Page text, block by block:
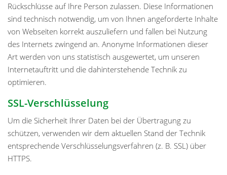
Rückschlüsse auf Ihre Person zulassen. Diese Informationen
sind technisch notwendig, um von Ihnen angeforderte Inhalte
von Webseiten korrekt auszuliefern und fallen bei Nutzung
des Internets zwingend an. Anonyme Informationen dieser
Art werden von uns statistisch ausgewertet, um unseren
Internetauftritt und die dahinterstehende Technik zu
optimieren.
SSL-Verschlüsselung
Um die Sicherheit Ihrer Daten bei der Übertragung zu
schützen, verwenden wir dem aktuellen Stand der Technik
entsprechende Verschlüsselungsverfahren (z. B. SSL) über
HTTPS.